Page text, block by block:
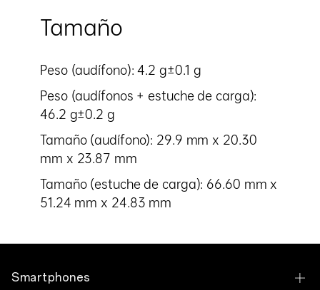
Tamaño
Peso (audífono): 4.2 g±0.1 g
Peso (audífonos + estuche de carga):
46.2 g±0.2 g
Tamaño (audífono): 29.9 mm x 20.30
mm x 23.87 mm
Tamaño (estuche de carga): 66.60 mm x
51.24 mm x 24.83 mm
Smartphones